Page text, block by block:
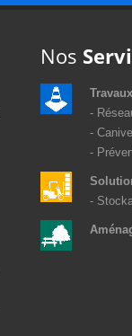
Nos